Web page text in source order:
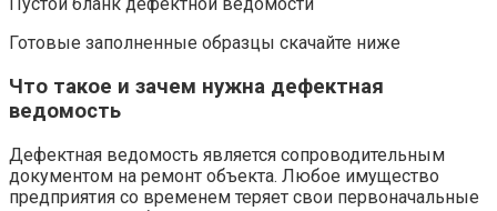
Пустой бланк дефектной ведомости
Готовые заполненные образцы скачайте ниже
Что такое и зачем нужна дефектная
ведомость
Дефектная ведомость является сопроводительным
документом на ремонт объекта. Любое имущество
предприятия со временем теряет свои первоначальные